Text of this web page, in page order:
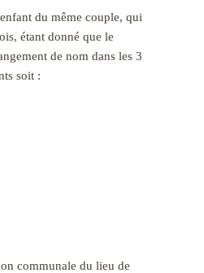
du même couple, qui
étant donné que le
de nom dans les 3
soit :
communale du lieu de